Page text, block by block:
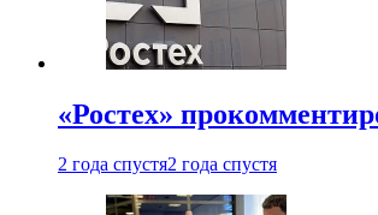
«Ростех»
2 года спустя2 года спустя